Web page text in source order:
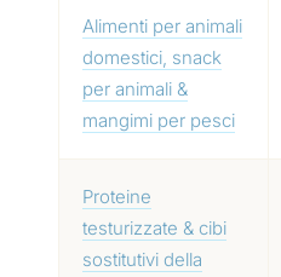
Alimenti per animali
domestici, snack
per animali &
mangimi per pesci
Proteine
testurizzate & cibi
sostitutivi della